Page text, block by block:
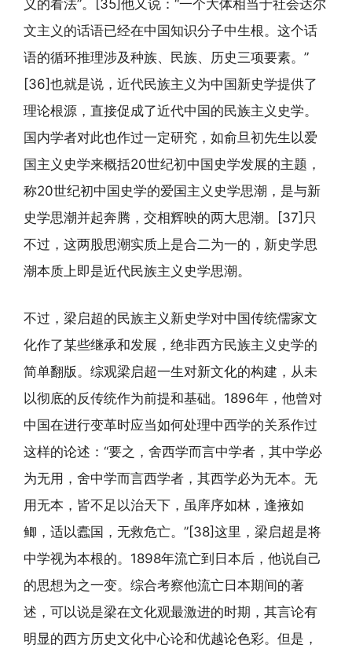
义的看法”。[35]他又说：“一个大体相当于社会达尔
文主义的话语已经在中国知识分子中生根。这个话
语的循环推理涉及种族、民族、历史三项要素。”
[36]也就是说，近代民族主义为中国新史学提供了
理论根源，直接促成了近代中国的民族主义史学。
国内学者对此也作过一定研究，如俞旦初先生以爱
国主义史学来概括20世纪初中国史学发展的主题，
称20世纪初中国史学的爱国主义史学思潮，是与新
史学思潮并起奔腾，交相辉映的两大思潮。[37]只
不过，这两股思潮实质上是合二为一的，新史学思
潮本质上即是近代民族主义史学思潮。
不过，梁启超的民族主义新史学对中国传统儒家文
化作了某些继承和发展，绝非西方民族主义史学的
简单翻版。综观梁启超一生对新文化的构建，从未
以彻底的反传统作为前提和基础。1896年，他曾对
中国在进行变革时应当如何处理中西学的关系作过
这样的论述：“要之，舍西学而言中学者，其中学必
为无用，舍中学而言西学者，其西学必为无本。无
用无本，皆不足以治天下，虽庠序如林，逢掖如
鲫，适以蠹国，无救危亡。”[38]这里，梁启超是将
中学视为本根的。1898年流亡到日本后，他说自己
的思想为之一变。综合考察他流亡日本期间的著
述，可以说是梁在文化观最激进的时期，其言论有
明显的西方历史文化中心论和优越论色彩。但是，